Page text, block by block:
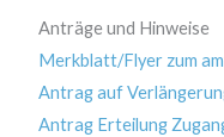
Anträge und Hinweise
Merkblatt/Flyer zum
Antrag auf
Antrag Erteilung